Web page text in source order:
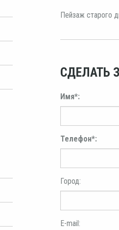
Пейзаж старого
СДЕЛАТЬ
Имя*:
Телефон*:
Город:
E-mail: